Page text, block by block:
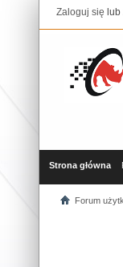
Zaloguj się lub
Strona główna
Forum